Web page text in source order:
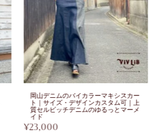
岡山デニムのバイカラーマキシスカー
ト｜サイズ・デザインカスタム可｜上
質セルビッチデニムのゆるっとマーメ
イド
¥23,000